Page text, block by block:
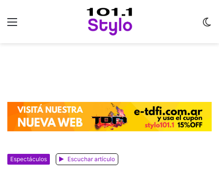
Espectáculos Escuchar artículo